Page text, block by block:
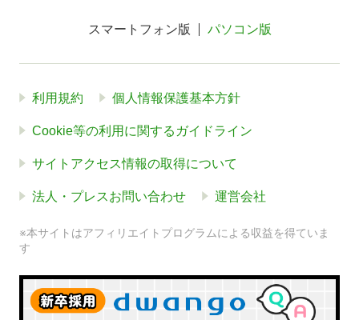
スマートフォン版 パソコン版
利用規約 個人情報保護基本方針
Cookie等の利用に関するガイドライン
サイトアクセス情報の取得について
法人・プレスお問い合わせ 運営会社
※本サイトはアフィリエイトプログラムによる収益を得ていま
す